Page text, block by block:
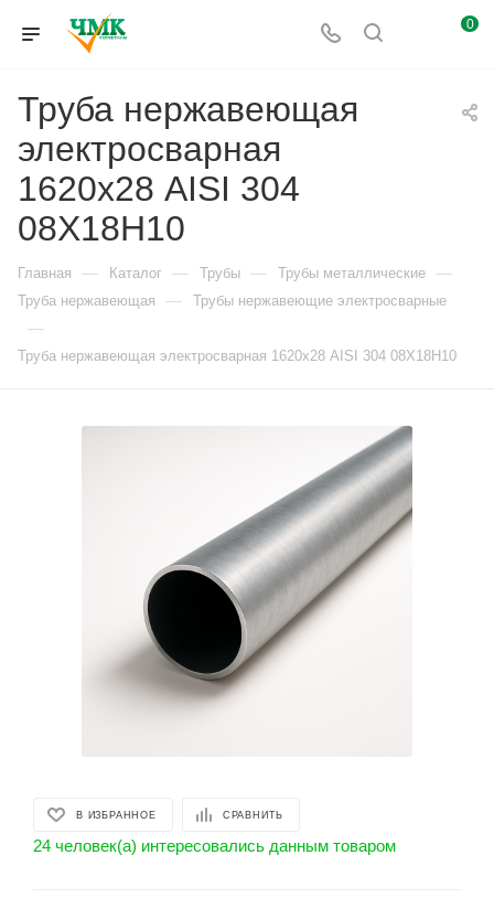
0
Труба нержавеющая
электросварная
1620х28 AISI 304
08Х18Н10
Главная — Каталог — Трубы — Трубы металлические —
Труба нержавеющая — Трубы нержавеющие электросварные
—
Труба нержавеющая электросварная 1620х28 AISI 304 08Х18Н10
В ИЗБРАННОЕ СРАВНИТЬ
24 человек(а) интересовались данным товаром